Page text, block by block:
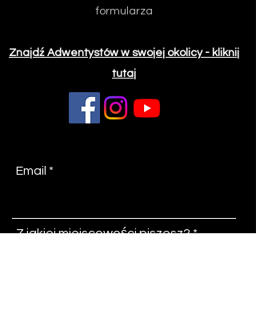
formularza
Znajdź Adwentystów w swojej okolicy - kliknij
tutaj
Email
Z jakiej miejscowości piszesz?